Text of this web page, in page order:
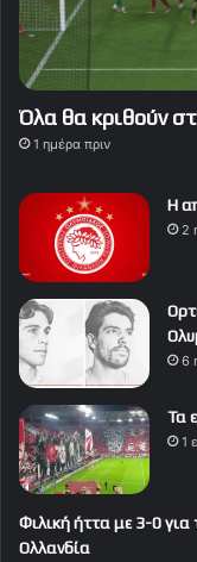
Όλα θα κριθούν
1 ημέρα πριν
Η
2
6
Τα
1
Φιλική ήττα με 3-0
Ολλανδία